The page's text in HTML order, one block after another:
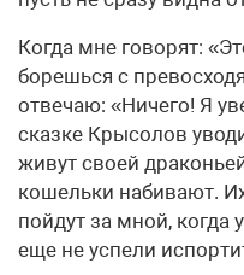
Когда мне говорят:
борешься с
отвечаю: «Ничего! Я
сказке Крысолов
живут своей
кошельки набивают.
пойдут за мной,
еще не успели